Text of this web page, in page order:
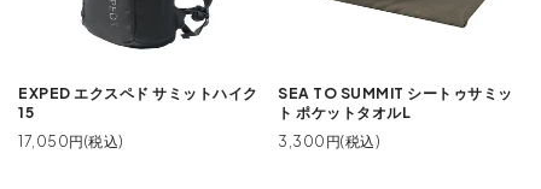
EXPED エクスペド サミットハイク
15
17,050円(税込)
SEA TO SUMMIT シートゥサミッ
ト ポケットタオルL
3,300円(税込)